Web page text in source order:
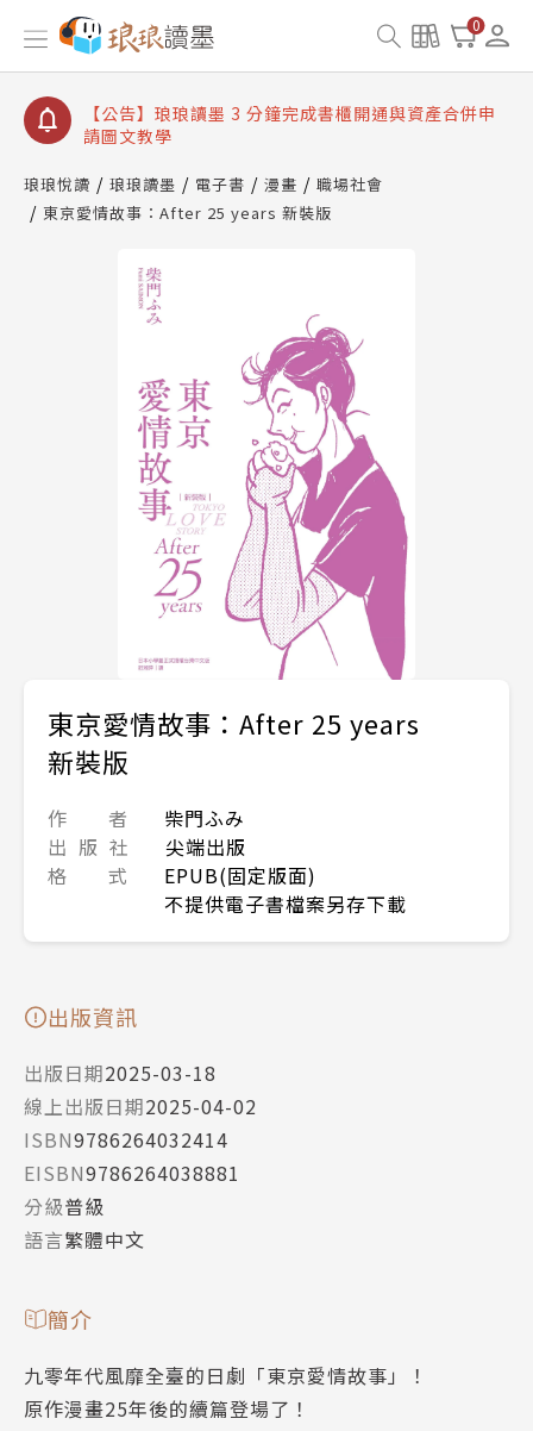
0
【公告】琅琅讀墨數位閱讀資產合併與書櫃開通申請
【公告】琅琅讀墨書櫃開通常見問題
【公告】琅琅讀墨 3 分鐘完成書櫃開通與資產合併申
請圖文教學
查詢
【公告】琅琅讀墨數位閱讀資產合併與書櫃開通申請
琅琅悅讀 琅琅讀墨 電子書 漫畫
職場社會
東京愛情故事：After 25 years 新裝版
東京愛情故事：After 25 years
新裝版
作 者
柴門ふみ
出 版 社
尖端出版
格 式
EPUB(固定版面)
不提供電子書檔案另存下載
出版資訊
出版日期2025-03-18
線上出版日期2025-04-02
ISBN9786264032414
EISBN9786264038881
分級普級
語言繁體中文
簡介
九零年代風靡全臺的日劇「東京愛情故事」！
原作漫畫25年後的續篇登場了！